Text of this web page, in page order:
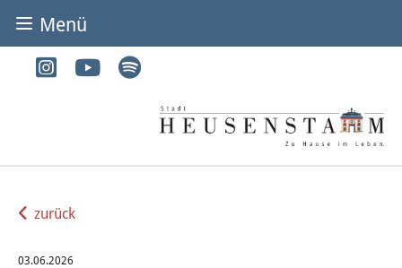
zurück
03.06.2026
Menü
BÜRGER & STADT